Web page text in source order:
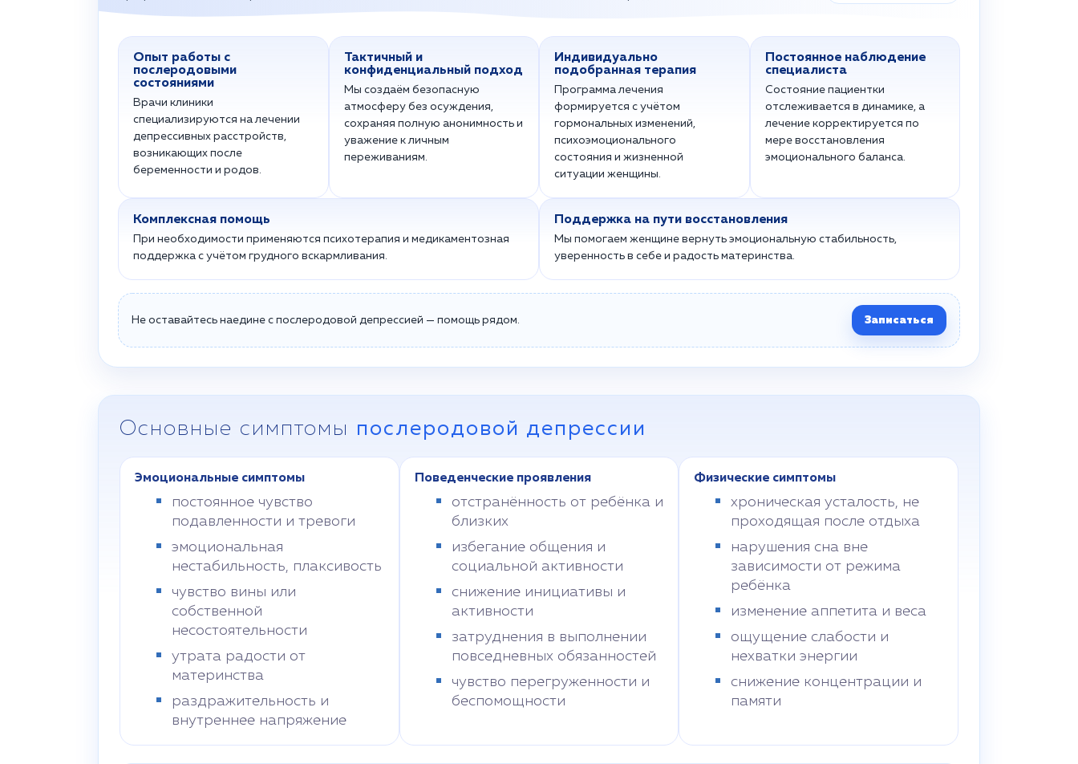
Опыт работы с
послеродовыми
состояниями
Врачи клиники
специализируются на лечении
депрессивных расстройств,
возникающих после
беременности и родов.
Тактичный и
конфиденциальный подход
Мы создаём безопасную
атмосферу без осуждения,
сохраняя полную анонимность и
уважение к личным
переживаниям.
Индивидуально
подобранная терапия
Программа лечения
формируется с учётом
гормональных изменений,
психоэмоционального
состояния и жизненной
ситуации женщины.
Постоянное наблюдение
специалиста
Состояние пациентки
отслеживается в динамике, а
лечение корректируется по
мере восстановления
эмоционального баланса.
Комплексная помощь
При необходимости применяются психотерапия и медикаментозная
поддержка с учётом грудного вскармливания.
Поддержка на пути восстановления
Мы помогаем женщине вернуть эмоциональную стабильность,
уверенность в себе и радость материнства.
Не оставайтесь наедине с послеродовой депрессией — помощь рядом. Записаться
Основные симптомы послеродовой депрессии
Эмоциональные симптомы
постоянное чувство
подавленности и тревоги
эмоциональная
нестабильность, плаксивость
чувство вины или
собственной
несостоятельности
утрата радости от
материнства
раздражительность и
внутреннее напряжение
Поведенческие проявления
отстранённость от ребёнка и
близких
избегание общения и
социальной активности
снижение инициативы и
активности
затруднения в выполнении
повседневных обязанностей
чувство перегруженности и
беспомощности
Физические симптомы
хроническая усталость, не
проходящая после отдыха
нарушения сна вне
зависимости от режима
ребёнка
изменение аппетита и веса
ощущение слабости и
нехватки энергии
снижение концентрации и
памяти